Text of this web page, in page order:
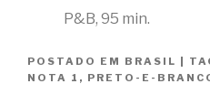
P&B, 95 min.
POSTADO EM BRASIL
NOTA 1 , PRETO-E-